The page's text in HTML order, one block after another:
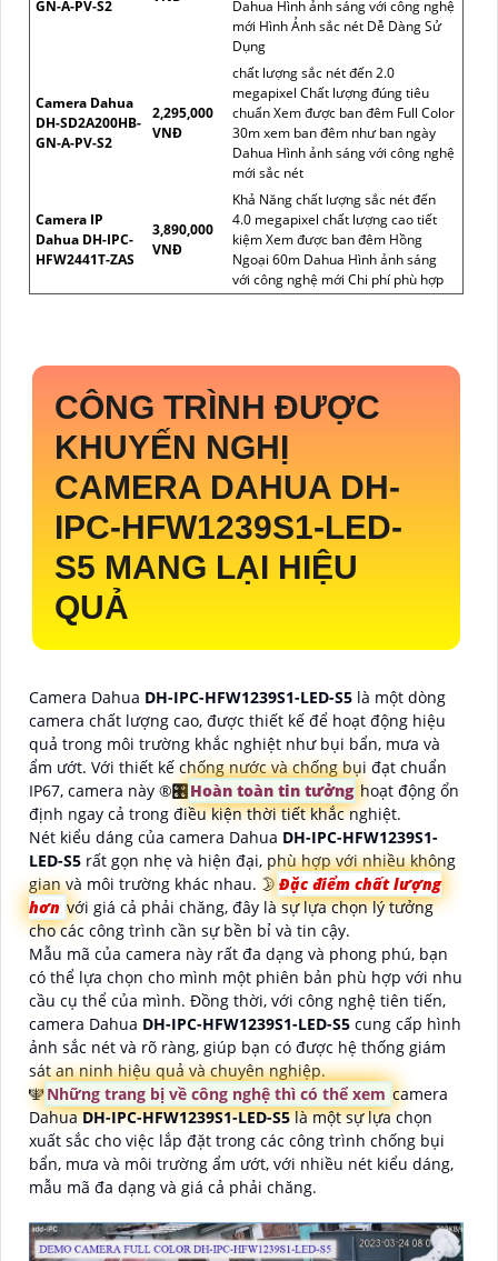
GN-A-PV-S2
Dahua Hình ảnh sáng với công nghệ
mới Hình Ảnh sắc nét Dễ Dàng Sử
Dụng
Camera Dahua
DH-SD2A200HB-
GN-A-PV-S2
2,295,000
VNĐ
chất lượng sắc nét đến 2.0
megapixel Chất lượng đúng tiêu
chuẩn Xem được ban đêm Full Color
30m xem ban đêm như ban ngày
Dahua Hình ảnh sáng với công nghệ
mới sắc nét
Camera IP
Dahua DH-IPC-
HFW2441T-ZAS
3,890,000
VNĐ
Khả Năng chất lượng sắc nét đến
4.0 megapixel chất lượng cao tiết
kiệm Xem được ban đêm Hồng
Ngoại 60m Dahua Hình ảnh sáng
với công nghệ mới Chi phí phù hợp
CÔNG TRÌNH ĐƯỢC
KHUYẾN NGHỊ
CAMERA DAHUA DH-
IPC-HFW1239S1-LED-
S5 MANG LẠI HIỆU
QUẢ
Camera Dahua DH-IPC-HFW1239S1-LED-S5 là một dòng
camera chất lượng cao, được thiết kế để hoạt động hiệu
quả trong môi trường khắc nghiệt như bụi bẩn, mưa và
ẩm ướt. Với thiết kế chống nước và chống bụi đạt chuẩn
IP67, camera này ®️🎛Hoàn toàn tin tưởng hoạt động ổn
định ngay cả trong điều kiện thời tiết khắc nghiệt.
Nét kiểu dáng của camera Dahua DH-IPC-HFW1239S1-
LED-S5 rất gọn nhẹ và hiện đại, phù hợp với nhiều không
gian và môi trường khác nhau. 🌛 Đặc điểm chất lượng
hơn với giá cả phải chăng, đây là sự lựa chọn lý tưởng
cho các công trình cần sự bền bỉ và tin cậy.
Mẫu mã của camera này rất đa dạng và phong phú, bạn
có thể lựa chọn cho mình một phiên bản phù hợp với nhu
cầu cụ thể của mình. Đồng thời, với công nghệ tiên tiến,
camera Dahua DH-IPC-HFW1239S1-LED-S5 cung cấp hình
ảnh sắc nét và rõ ràng, giúp bạn có được hệ thống giám
sát an ninh hiệu quả và chuyên nghiệp.
🕎Những trang bị về công nghệ thì có thể xem camera
DahuaDH-IPC-HFW1239S1-LED-S5là một sự lựa chọn
xuất sắc cho việc lắp đặt trong các công trình chống bụi
bẩn, mưa và môi trường ẩm ướt, với nhiều nét kiểu dáng,
mẫu mã đa dạng và giá cả phải chăng.